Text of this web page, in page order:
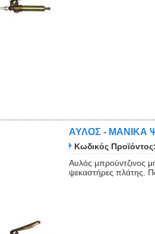
ΑΥΛΟΣ - ΜΑΝΙΚΑ
Κωδικός Προϊόντος:
Αυλός μπρούντζινος
ψεκαστήρες πλάτης.